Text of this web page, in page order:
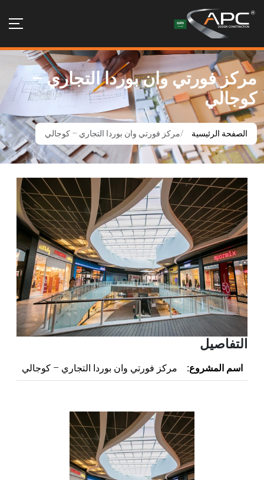
مركز فورتي وان بوردا التجاري –
كوجالي
الصفحة الرئيسية مركز فورتي وان بوردا التجاري – كوجالي
التفاصيل
اسم المشروع: مركز فورتي وان بوردا التجاري – كوجالي